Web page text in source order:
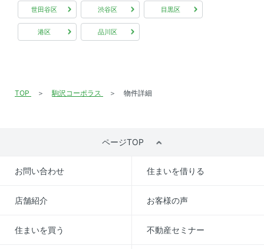
世田谷区 渋谷区 目黒区
港区 品川区
TOP 駒沢コーポラス 物件詳細
ページTOP
お問い合わせ 住まいを借りる
店舗紹介 お客様の声
住まいを買う 不動産セミナー